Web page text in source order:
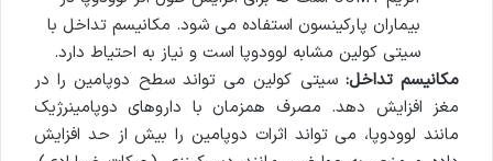
بیماران پارکینسون استفاده می شود. مکانیسم تداخل با
سیتی کولین مشابه لوودوپا است و نیاز به احتیاط دارد.
مکانیسم تداخل: سیتی کولین می تواند سطح دوپامین را در
مغز افزایش دهد. مصرف همزمان با داروهای دوپامینرژیک
مانند لوودوپا، می تواند اثرات دوپامین را بیش از حد افزایش